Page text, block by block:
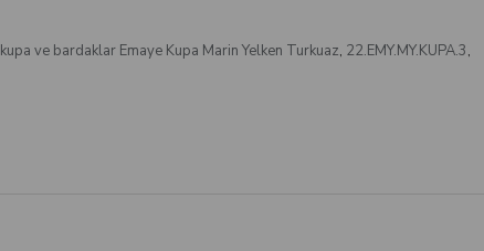
kupa ve bardaklar Emaye Kupa Marin Yelken Turkuaz, 22.EMY.MY.KUPA.3,